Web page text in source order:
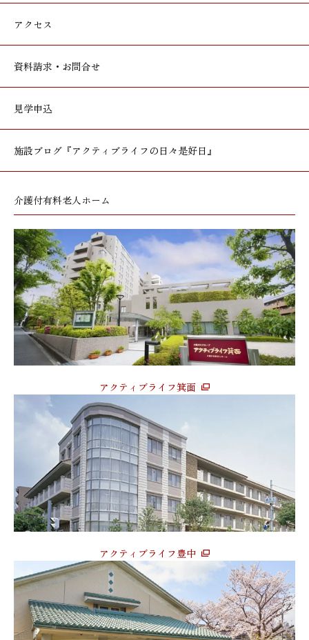
アクセス
資料請求・お問合せ
見学申込
施設ブログ 『アクティブライフの日々是好日』
介護付有料老人ホーム
アクティブライフ箕面
アクティブライフ豊中